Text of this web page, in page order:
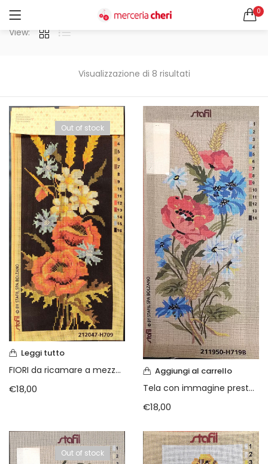
0
Ricordami
Password dimenticata?
Tutte le categorie
Accessori merceria (94)
Cesti portalavoro (8)
Aghi e spilli (24)
Applicazioni (26)
Borse (6)
Bottoni Vintage (204)
Lotti di Bottoni vintage (27)
Bottoni/alamari/automatici (46)
Alamari (5)
Calze collant donna (24)
Cappelli (16)
Cerniere lampo / Zip/Fibbie (27)
Elastici (10)
Filati (32)
filati cucirini e affini (9)
Fodere (5)
Guanti (1)
LANA (27)
Minuterie (58)
Prodotti per la sartoria (34)
Ricamo (119)
Quadri Mezzo Punto (92)
Visualizzazione di 8 risultati
View:
Out of stock
Leggi tutto
FIORI da ricamare a mezzo punto cm 20 x 47
€18,00
Aggiungi al carrello
Tela con immagine prestampata cm 19 x 50
€18,00
Out of stock